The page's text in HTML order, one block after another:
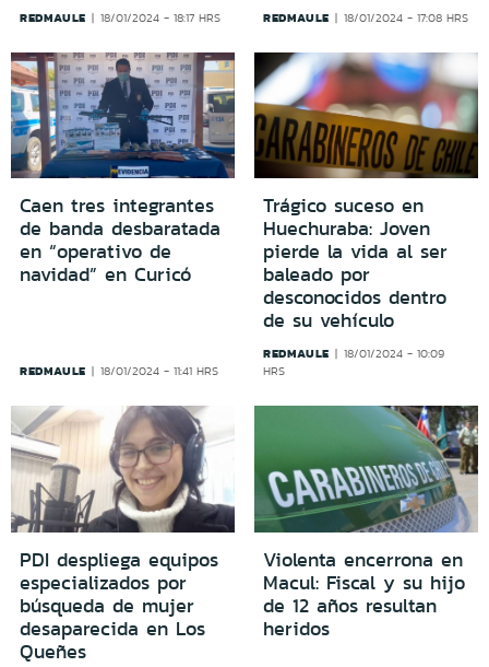
REDMAULE 18/01/2024 - 18:17 HRS REDMAULE 18/01/2024 - 17:08 HRS
Caen tres integrantes
de banda desbaratada
en “operativo de
navidad” en Curicó
REDMAULE 18/01/2024 - 11:41 HRS
Trágico suceso en
Huechuraba: Joven
pierde la vida al ser
baleado por
desconocidos dentro
de su vehículo
REDMAULE
18/01/2024 - 10:09
HRS
PDI despliega equipos
especializados por
búsqueda de mujer
desaparecida en Los
Queñes
Violenta encerrona en
Macul: Fiscal y su hijo
de 12 años resultan
heridos